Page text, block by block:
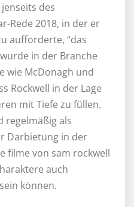
des
Rede 2018, in der er
aufforderte, “das
in der Branche
wie McDonagh und
Rockwell in der Lage
mit Tiefe zu füllen.
regelmäßig als
Darbietung in der
filme von sam rockwell
auch
können.